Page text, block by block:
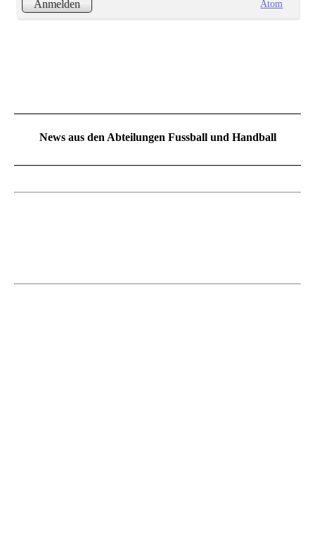
Anmelden
Atom
News aus den Abteilungen Fussball und Handball